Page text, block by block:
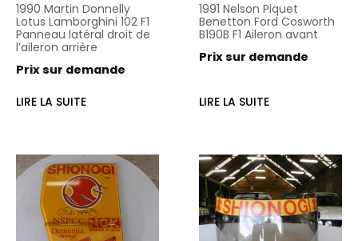
1990 Martin Donnelly
Lotus Lamborghini 102 F1
Panneau latéral droit de
l’aileron arrière
Prix sur demande
LIRE LA SUITE
1991 Nelson Piquet
Benetton Ford Cosworth
B190B F1 Aileron avant
Prix sur demande
LIRE LA SUITE